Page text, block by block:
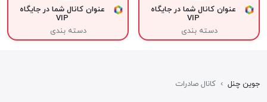
عنوان کانال شما در جایگاه
VIP
دسته بندی
عنوان کانال شما در جایگاه
VIP
دسته بندی
جوین چنل › کانال صادرات